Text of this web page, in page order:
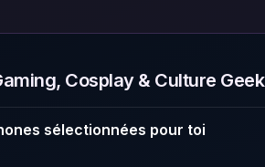
Cosplay & Culture Geek
sélectionnées pour toi